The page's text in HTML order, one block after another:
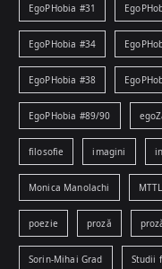
EgoPHobia #31
EgoPHobia #34
EgoPHobia #38
EgoPHobia #89/90
filosofie imagini
Monica Manolachi
poezie proză
Sorin-Mihai Grad Studii